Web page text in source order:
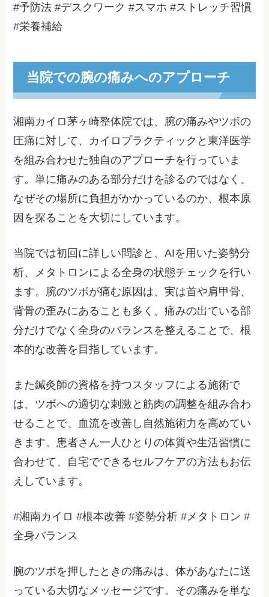
#予防法 #デスクワーク #スマホ #ストレッチ習慣
#栄養補給
当院での腕の痛みへのアプローチ
湘南カイロ茅ヶ崎整体院では、腕の痛みやツボの
圧痛に対して、カイロプラクティックと東洋医学
を組み合わせた独自のアプローチを行っていま
す。単に痛みのある部分だけを診るのではなく、
なぜその場所に負担がかかっているのか、根本原
因を探ることを大切にしています。
当院では初回に詳しい問診と、AIを用いた姿勢分
析、メタトロンによる全身の状態チェックを行い
ます。腕のツボが痛む原因は、実は首や肩甲骨、
背骨の歪みにあることも多く、痛みの出ている部
分だけでなく全身のバランスを整えることで、根
本的な改善を目指しています。
また鍼灸師の資格を持つスタッフによる施術で
は、ツボへの適切な刺激と筋肉の調整を組み合わ
せることで、血流を改善し自然施術力を高めてい
きます。患者さん一人ひとりの体質や生活習慣に
合わせて、自宅でできるセルフケアの方法もお伝
えしています。
#湘南カイロ #根本改善 #姿勢分析 #メタトロン #
全身バランス
腕のツボを押したときの痛みは、体があなたに送
っている大切なメッセージです。その痛みを単な